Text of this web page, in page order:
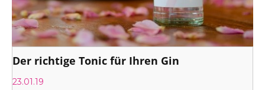
Der richtige Tonic für Ihren Gin
23.01.19